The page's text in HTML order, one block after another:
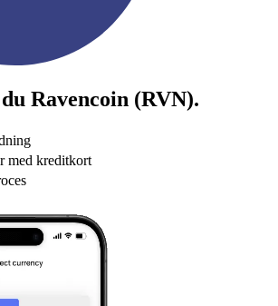
Ravencoin (RVN).
med kreditkort